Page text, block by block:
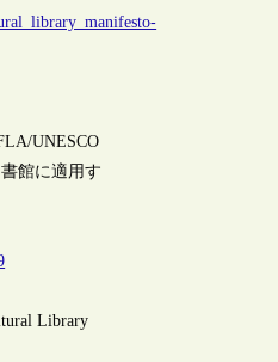
UNESCO
館に適用す
Library